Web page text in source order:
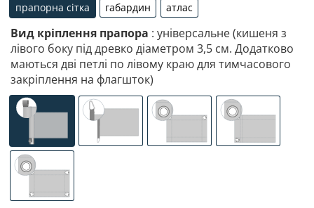
прапорна сітка
прапорна сітка
габардин
габардин
атлас
атлас
Вид кріплення прапора : універсальне (кишеня з
лівого боку під древко діаметром 3,5 см. Додатково
маються дві петлі по лівому краю для тимчасового
закріплення на флагшток)